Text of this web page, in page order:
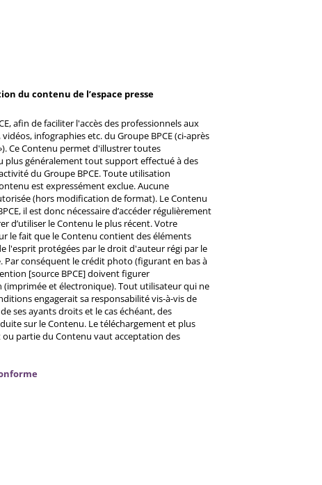
du contenu de l’espace presse
afin de faciliter l'accès des professionnels aux
infographies etc. du Groupe BPCE (ci-après
Ce Contenu permet d'illustrer toutes
plus généralement tout support effectué à des
du Groupe BPCE. Toute utilisation
est expressément exclue. Aucune
(hors modification de format). Le Contenu
il est donc nécessaire d’accéder régulièrement
d’utiliser le Contenu le plus récent. Votre
le fait que le Contenu contient des éléments
l'esprit protégées par le droit d'auteur régi par le
Par conséquent le crédit photo (figurant en bas à
[source BPCE] doivent figurer
et électronique). Tout utilisateur qui ne
engagerait sa responsabilité vis-à-vis de
ses ayants droits et le cas échéant, des
sur le Contenu. Le téléchargement et plus
partie du Contenu vaut acceptation des